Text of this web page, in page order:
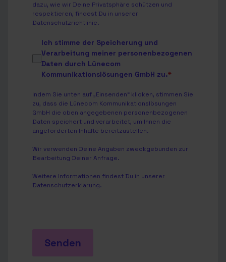
dazu, wie wir Deine Privatsphäre schützen und
respektieren, findest Du in unserer
Datenschutzrichtlinie.
Ich stimme der Speicherung und
Verarbeitung meiner personenbezogenen
Daten durch Lünecom
Kommunikationslösungen GmbH zu.*
Indem Sie unten auf „Einsenden“ klicken, stimmen Sie
zu, dass die Lünecom Kommunikationslösungen
GmbH die oben angegebenen personenbezogenen
Daten speichert und verarbeitet, um Ihnen die
angeforderten Inhalte bereitzustellen.
Wir verwenden Deine Angaben zweckgebunden zur
Bearbeitung Deiner Anfrage.
Weitere Informationen findest Du in unserer
Datenschutzerklärung.
Senden